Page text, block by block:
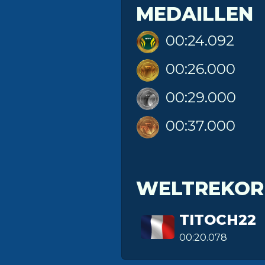
MEDAILLEN
00:24.092
00:26.000
00:29.000
00:37.000
TITOCH22
00:20.078